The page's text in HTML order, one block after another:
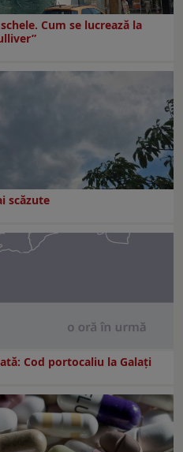
Cum se lucrează la
scăzute
Cod portocaliu la Galaţi